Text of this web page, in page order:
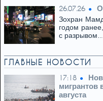
26.07.26
Зохран
годом
с разрывом…
ГЛАВНЫЕ НОВОСТИ
17:18
мигрантов
августа